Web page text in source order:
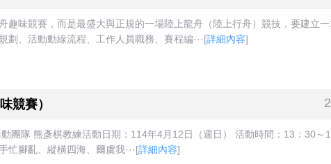
味競賽，而是最盛大與正規的一場陸上龍舟（陸上行舟）競技，要建立一
、活動動線流程、工作人員職務、賽程編···[詳細內容]
競賽）
團隊 熊彥棋教練活動日期：114年4月12日（週日） 活動時間：13：30～
腳亂、縱橫四海、爾虞我···[詳細內容]